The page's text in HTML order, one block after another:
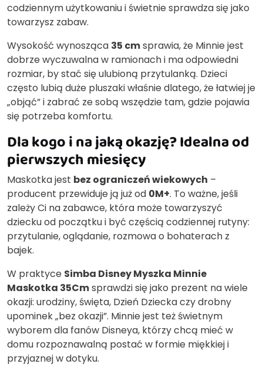
codziennym użytkowaniu i świetnie sprawdza się jako
towarzysz zabaw.
Wysokość wynosząca 35 cmsprawia, że Minnie jest
dobrze wyczuwalna w ramionach i ma odpowiedni
rozmiar, by stać się ulubioną przytulanką. Dzieci
często lubią duże pluszaki właśnie dlatego, że łatwiej je
„objąć” i zabrać ze sobą wszędzie tam, gdzie pojawia
się potrzeba komfortu.
Dla kogo i na jaką okazję? Idealna od
pierwszych miesięcy
Maskotka jest bez ograniczeń wiekowych –
producent przewiduje ją już od 0M+. To ważne, jeśli
zależy Ci na zabawce, która może towarzyszyć
dziecku od początku i być częścią codziennej rutyny:
przytulanie, oglądanie, rozmowa o bohaterach z
bajek.
W praktyce Simba Disney Myszka Minnie
Maskotka 35Cmsprawdzi się jako prezent na wiele
okazji: urodziny, święta, Dzień Dziecka czy drobny
upominek „bez okazji”. Minnie jest też świetnym
wyborem dla fanów Disneya, którzy chcą mieć w
domu rozpoznawalną postać w formie miękkiej i
przyjaznej w dotyku.